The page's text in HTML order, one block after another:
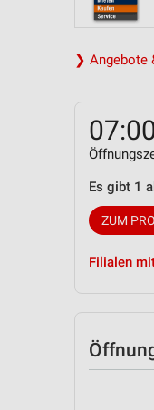
❯ Angebote
Es gibt 1
ZUM
Filialen